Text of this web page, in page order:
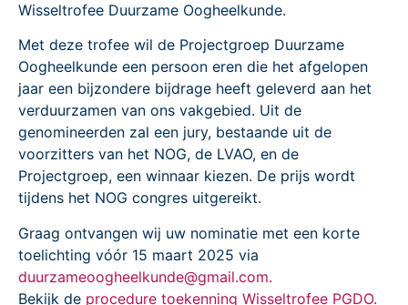
Wisseltrofee Duurzame Oogheelkunde.
Met deze trofee wil de Projectgroep Duurzame
Oogheelkunde een persoon eren die het afgelopen
jaar een bijzondere bijdrage heeft geleverd aan het
verduurzamen van ons vakgebied. Uit de
genomineerden zal een jury, bestaande uit de
voorzitters van het NOG, de LVAO, en de
Projectgroep, een winnaar kiezen. De prijs wordt
tijdens het NOG congres uitgereikt.
Graag ontvangen wij uw nominatie met een korte
toelichting vóór 15 maart 2025 via
duurzameoogheelkunde@gmail.com.
Bekijk de procedure toekenning Wisseltrofee PGDO.